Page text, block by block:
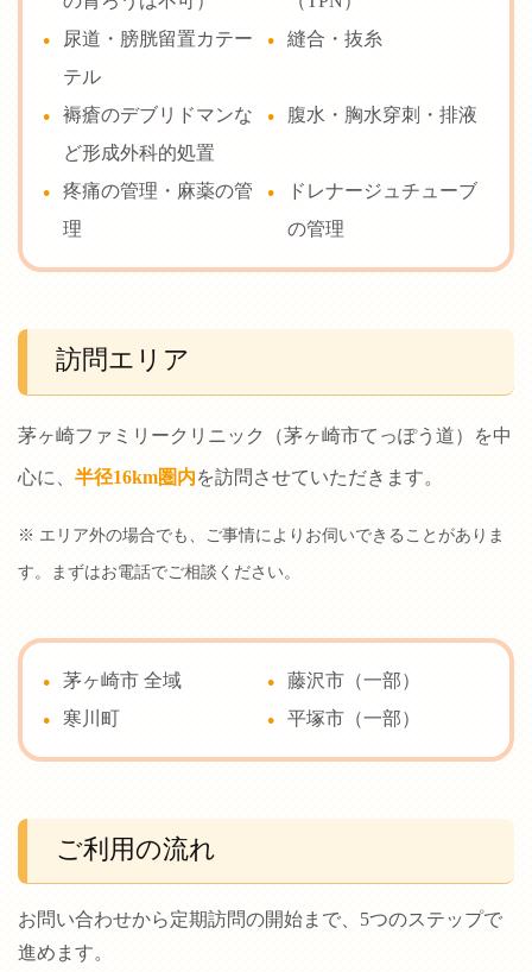
尿道・膀胱留置カテー
テル
縫合・抜糸
褥瘡のデブリドマンな
ど形成外科的処置
腹水・胸水穿刺・排液
疼痛の管理・麻薬の管
理
ドレナージュチューブ
の管理
訪問エリア
茅ヶ崎ファミリークリニック（茅ヶ崎市てっぽう道）を中
心に、 半径16km圏内を訪問させていただきます。
※ エリア外の場合でも、ご事情によりお伺いできることがありま
す。まずはお電話でご相談ください。
茅ヶ崎市 全域
藤沢市（一部）
寒川町
平塚市（一部）
ご利用の流れ
お問い合わせから定期訪問の開始まで、5つのステップで
進めます。